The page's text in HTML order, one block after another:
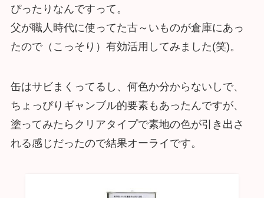
ぴったりなんですって。
父が職人時代に使ってた古～いものが倉庫にあっ
たので（こっそり）有効活用してみました(笑)。
缶はサビまくってるし、何色か分からないしで、
ちょっぴりギャンブル的要素もあったんですが、
塗ってみたらクリアタイプで素地の色が引き出さ
れる感じだったので結果オーライです。